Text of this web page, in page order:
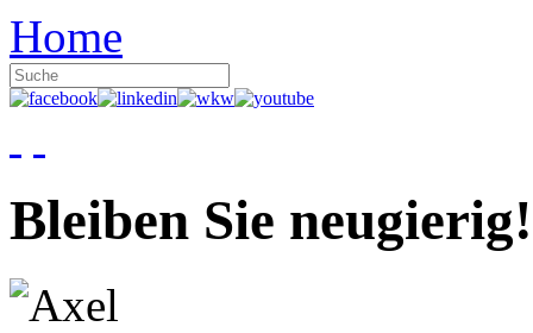
Home
Bleiben Sie neugierig!